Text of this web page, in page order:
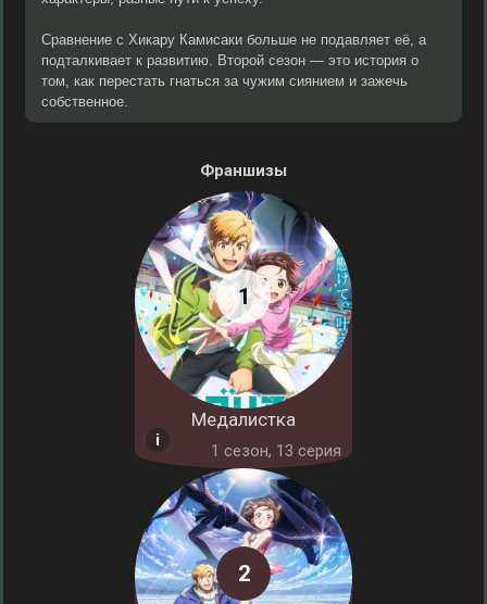
Сравнение с Хикару Камисаки больше не подавляет её, а
подталкивает к развитию. Второй сезон — это история о
том, как перестать гнаться за чужим сиянием и зажечь
собственное.
Франшизы
Медалистка
1 cезон, 13 серия